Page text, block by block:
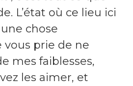
L’état où ce lieu ici
chose
vous prie de ne
mes faiblesses,
les aimer, et